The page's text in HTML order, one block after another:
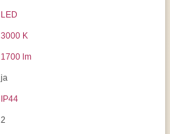
LED
3000 K
1700 lm
ja
IP44
2